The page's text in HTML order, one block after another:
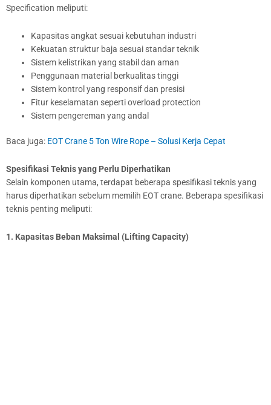
Specification meliputi:
Kapasitas angkat sesuai kebutuhan industri
Kekuatan struktur baja sesuai standar teknik
Sistem kelistrikan yang stabil dan aman
Penggunaan material berkualitas tinggi
Sistem kontrol yang responsif dan presisi
Fitur keselamatan seperti overload protection
Sistem pengereman yang andal
Baca juga: EOT Crane 5 Ton Wire Rope – Solusi Kerja Cepat
Spesifikasi Teknis yang Perlu Diperhatikan
Selain komponen utama, terdapat beberapa spesifikasi teknis yang
harus diperhatikan sebelum memilih EOT crane. Beberapa spesifikasi
teknis penting meliputi:
1. Kapasitas Beban Maksimal (Lifting Capacity)